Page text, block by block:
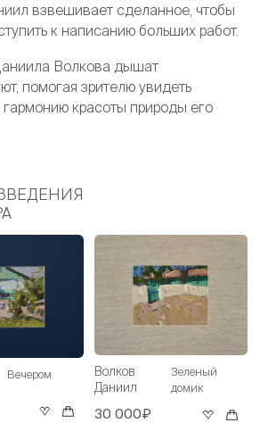
взвешивает сделанное, чтобы
к написанию больших работ.
Волкова дышат
помогая зрителю увидеть
гармонию красоты природы его
Вечером
Волков
Даниил
Зеленый
домик
30 000₽